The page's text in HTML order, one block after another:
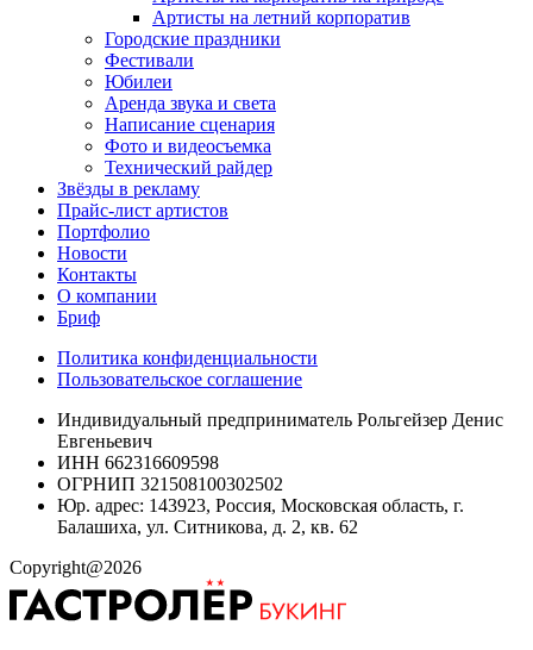
Артисты на летний корпоратив
Городские праздники
Фестивали
Юбилеи
Аренда звука и света
Написание сценария
Фото и видеосъемка
Технический райдер
Звёзды в рекламу
Прайс-лист артистов
Портфолио
Новости
Контакты
О компании
Бриф
Политика конфиденциальности
Пользовательское соглашение
Индивидуальный предприниматель Рольгейзер Денис
Евгеньевич
ИНН 662316609598
ОГРНИП 321508100302502
Юр. адрес: 143923, Россия, Московская область, г.
Балашиха, ул. Ситникова, д. 2, кв. 62
Copyright@2026